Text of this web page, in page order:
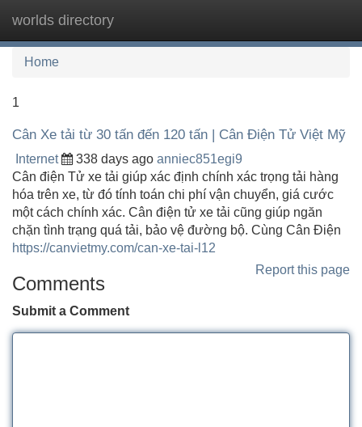
worlds directory
Home
1
Cân Xe tải từ 30 tấn đến 120 tấn | Cân Điện Tử Việt Mỹ
Internet 338 days ago anniec851egi9
Cân điện Tử xe tải giúp xác định chính xác trọng tải hàng
hóa trên xe, từ đó tính toán chi phí vận chuyển, giá cước
một cách chính xác. Cân điện tử xe tải cũng giúp ngăn
chặn tình trạng quá tải, bảo vệ đường bộ. Cùng Cân Điện
https://canvietmy.com/can-xe-tai-l12
Report this page
Comments
Submit a Comment